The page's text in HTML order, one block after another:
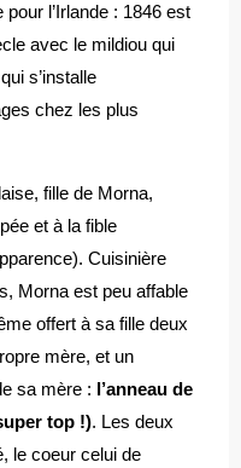
l’Irlande : 1846 est
avec le mildiou qui
s’installe
chez les plus
fille de Morna,
et à la fible
Cuisinière
Morna est peu affable
offert à sa fille deux
mère, et un
sa mère : l’anneau de
top !). Les deux
le coeur celui de